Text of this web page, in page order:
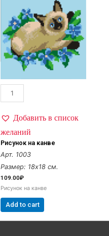
Добавить в список
желаний
Рисунок на канве
Арт. 1003
Размер: 18х18 см.
109.00₽
Рисунок на канве
Add to cart